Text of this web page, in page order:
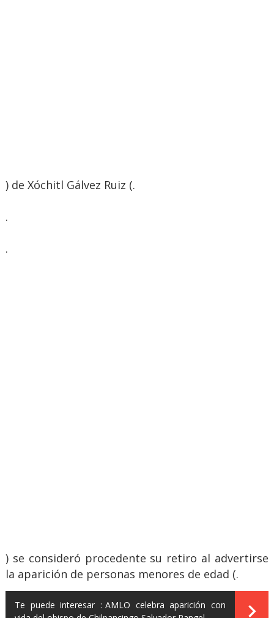
) de Xóchitl Gálvez Ruiz (.
.
.
) se consideró procedente su retiro al advertirse
la aparición de personas menores de edad (.
Te puede interesar : AMLO celebra aparición con